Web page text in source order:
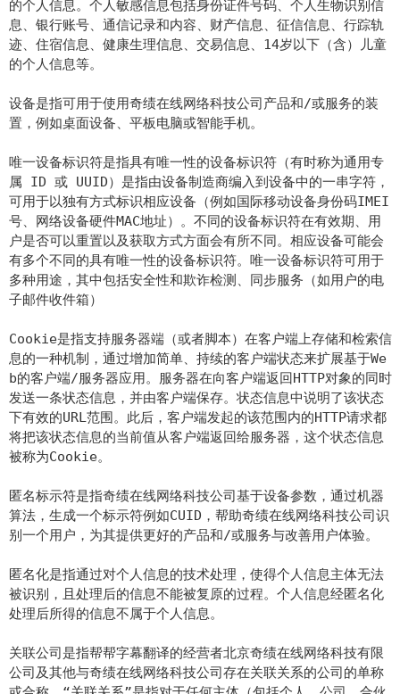
的个人信息。个人敏感信息包括身份证件号码、个人生物识别信
息、银行账号、通信记录和内容、财产信息、征信信息、行踪轨
迹、住宿信息、健康生理信息、交易信息、14岁以下（含）儿童
的个人信息等。
设备是指可用于使用奇绩在线网络科技公司产品和/或服务的装
置，例如桌面设备、平板电脑或智能手机。
唯一设备标识符是指具有唯一性的设备标识符（有时称为通用专
属 ID 或 UUID）是指由设备制造商编入到设备中的一串字符，
可用于以独有方式标识相应设备（例如国际移动设备身份码IMEI
号、网络设备硬件MAC地址）。不同的设备标识符在有效期、用
户是否可以重置以及获取方式方面会有所不同。相应设备可能会
有多个不同的具有唯一性的设备标识符。唯一设备标识符可用于
多种用途，其中包括安全性和欺诈检测、同步服务（如用户的电
子邮件收件箱）
Cookie是指支持服务器端（或者脚本）在客户端上存储和检索信
息的一种机制，通过增加简单、持续的客户端状态来扩展基于We
b的客户端/服务器应用。服务器在向客户端返回HTTP对象的同时
发送一条状态信息，并由客户端保存。状态信息中说明了该状态
下有效的URL范围。此后，客户端发起的该范围内的HTTP请求都
将把该状态信息的当前值从客户端返回给服务器，这个状态信息
被称为Cookie。
匿名标示符是指奇绩在线网络科技公司基于设备参数，通过机器
算法，生成一个标示符例如CUID，帮助奇绩在线网络科技公司识
别一个用户，为其提供更好的产品和/或服务与改善用户体验。
匿名化是指通过对个人信息的技术处理，使得个人信息主体无法
被识别，且处理后的信息不能被复原的过程。个人信息经匿名化
处理后所得的信息不属于个人信息。
关联公司是指帮帮字幕翻译的经营者北京奇绩在线网络科技有限
公司及其他与奇绩在线网络科技公司存在关联关系的公司的单称